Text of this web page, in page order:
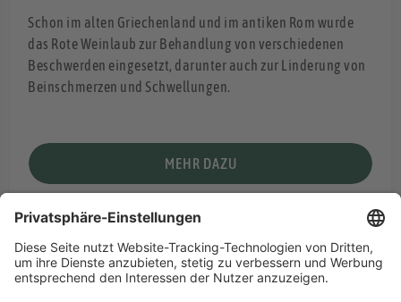
Schon im alten Griechenland und im antiken Rom wurde
das Rote Weinlaub zur Behandlung von verschiedenen
Beschwerden eingesetzt, darunter auch zur Linderung von
Beinschmerzen und Schwellungen.
MEHR DAZU